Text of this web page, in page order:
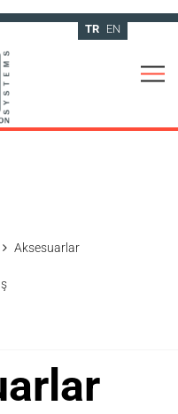
TR EN
Aksesuarlar